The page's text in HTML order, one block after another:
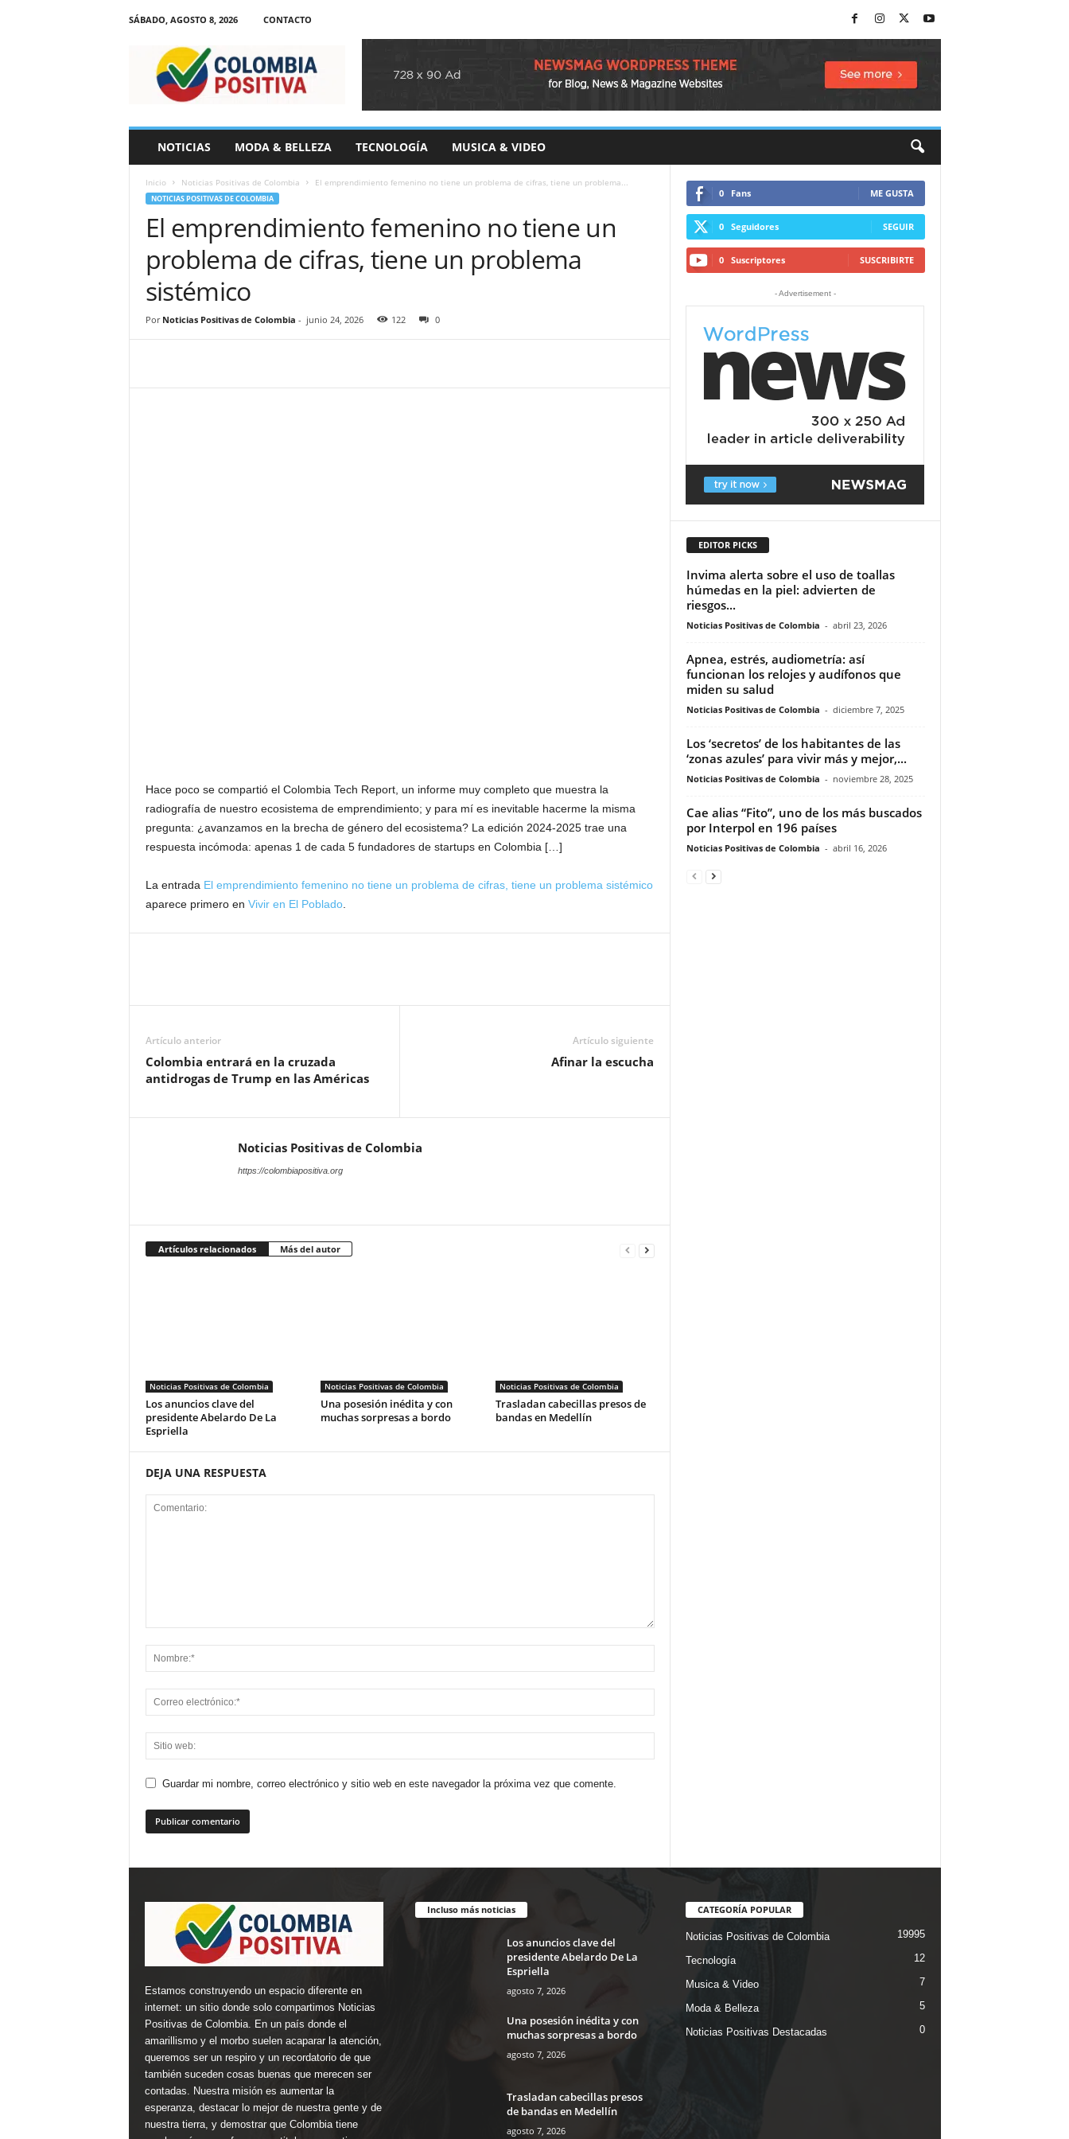
SÁBADO, AGOSTO 8, 2026
CONTACTO
NOTICIAS MODA & BELLEZA TECNOLOGÍA MUSICA & VIDEO
Inicio Noticias Positivas de Colombia El emprendimiento femenino no tiene un problema de cifras, tiene un problema...
NOTICIAS POSITIVAS DE COLOMBIA
El emprendimiento femenino no tiene un
problema de cifras, tiene un problema
sistémico
Por Noticias Positivas de Colombia - junio 24, 2026 122 0
Hace poco se compartió el Colombia Tech Report, un informe muy completo que muestra la
radiografía de nuestro ecosistema de emprendimiento; y para mí es inevitable hacerme la misma
pregunta: ¿avanzamos en la brecha de género del ecosistema? La edición 2024-2025 trae una
respuesta incómoda: apenas 1 de cada 5 fundadores de startups en Colombia […]
La entrada El emprendimiento femenino no tiene un problema de cifras, tiene un problema sistémico
aparece primero en Vivir en El Poblado.
Artículo anterior
Colombia entrará en la cruzada
antidrogas de Trump en las Américas
Artículo siguiente
Afinar la escucha
Noticias Positivas de Colombia
https://colombiapositiva.org
Artículos relacionados Más del autor
Noticias Positivas de Colombia
Los anuncios clave del
presidente Abelardo De La
Espriella
Noticias Positivas de Colombia
Una posesión inédita y con
muchas sorpresas a bordo
Noticias Positivas de Colombia
Trasladan cabecillas presos de
bandas en Medellín
DEJA UNA RESPUESTA
Guardar mi nombre, correo electrónico y sitio web en este navegador la próxima vez que comente.
0 Fans ME GUSTA
0 Seguidores SEGUIR
0 Suscriptores SUSCRIBIRTE
- Advertisement -
EDITOR PICKS
Invima alerta sobre el uso de toallas
húmedas en la piel: advierten de
riesgos...
Noticias Positivas de Colombia - abril 23, 2026
Apnea, estrés, audiometría: así
funcionan los relojes y audífonos que
miden su salud
Noticias Positivas de Colombia - diciembre 7, 2025
Los ‘secretos’ de los habitantes de las
‘zonas azules’ para vivir más y mejor,...
Noticias Positivas de Colombia - noviembre 28, 2025
Cae alias “Fito”, uno de los más buscados
por Interpol en 196 países
Noticias Positivas de Colombia - abril 16, 2026
Estamos construyendo un espacio diferente en
internet: un sitio donde solo compartimos Noticias
Positivas de Colombia. En un país donde el
amarillismo y el morbo suelen acaparar la atención,
queremos ser un respiro y un recordatorio de que
también suceden cosas buenas que merecen ser
contadas. Nuestra misión es aumentar la
esperanza, destacar lo mejor de nuestra gente y de
nuestra tierra, y demostrar que Colombia tiene
Incluso más noticias
Los anuncios clave del
presidente Abelardo De La
Espriella
agosto 7, 2026
Una posesión inédita y con
muchas sorpresas a bordo
agosto 7, 2026
Trasladan cabecillas presos
de bandas en Medellín
agosto 7, 2026
CATEGORÍA POPULAR
Noticias Positivas de Colombia 19995
Tecnología 12
Musica & Video 7
Moda & Belleza 5
Noticias Positivas Destacadas 0